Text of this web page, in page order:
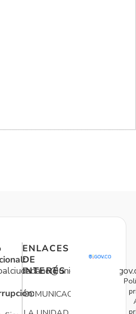
ENLACES
DE
INTERÉS
COMUNICACIONES